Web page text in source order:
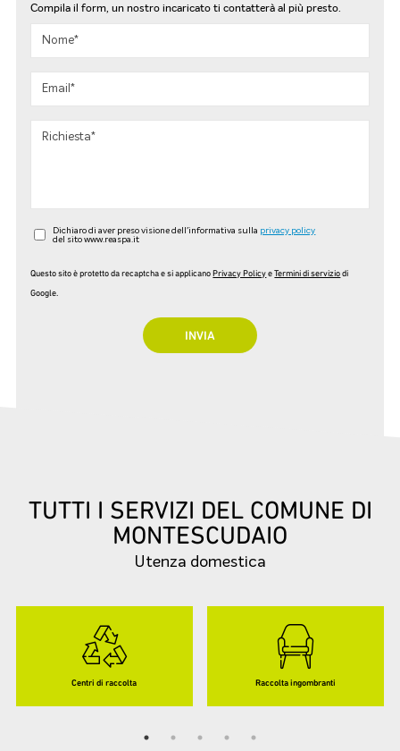
Compila il form, un nostro incaricato ti contatterà al più presto.
Dichiaro di aver preso visione dell'informativa sulla privacy policy
del sito www.reaspa.it
Questo sito è protetto da recaptcha e si applicanoPrivacy PolicyeTermini di serviziodi
Google.
TUTTI I SERVIZI DEL COMUNE DI
MONTESCUDAIO
Utenza domestica
Centri di raccolta Raccolta ingombranti